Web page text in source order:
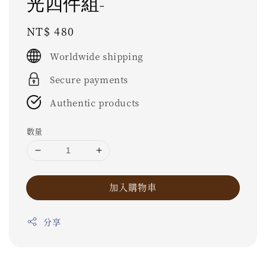
光四件組-
Regular
price
NT$ 480
Worldwide shipping
Secure payments
Authentic products
數量
加入購物車
分享